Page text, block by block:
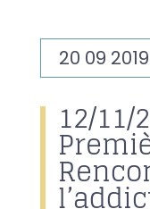
20 09 2019
12/11/